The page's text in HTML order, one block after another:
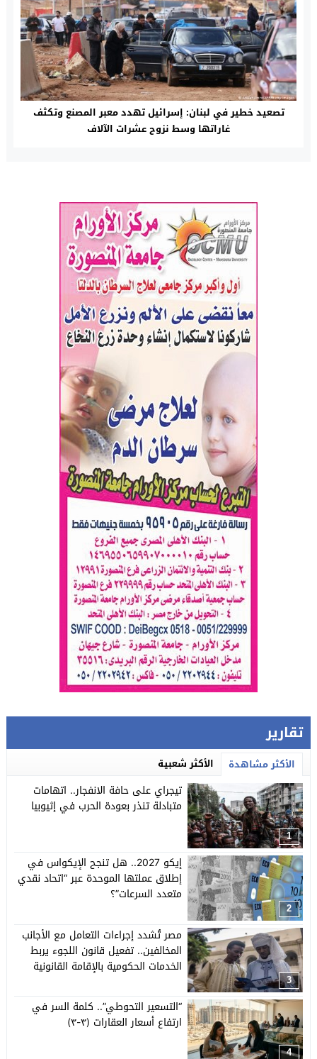
تصعيد خطير في لبنان: إسرائيل تهدد معبر المصنع وتكثف
غاراتها وسط نزوح عشرات الآلاف
تقارير
الأكثر مشاهدة الأكثر شعبية
1
تيجراي على حافة الانفجار.. اتهامات
متبادلة تنذر بعودة الحرب في إثيوبيا
2
إيكو 2027.. هل تنجح الإيكواس في
إطلاق عملتها الموحدة عبر “اتحاد نقدي
متعدد السرعات”؟
3
مصر تُشدد إجراءات التعامل مع الأجانب
المخالفين.. تفعيل قانون اللجوء يربط
الخدمات الحكومية بالإقامة القانونية
4
“التسعير التحوطي”.. كلمة السر في
ارتفاع أسعار العقارات (٣-٣)